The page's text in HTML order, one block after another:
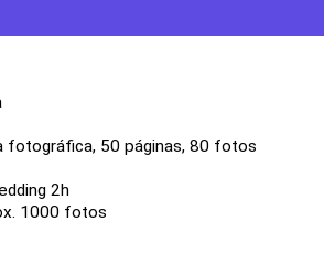
fotográfica, 50 páginas, 80 fotos
2h
1000 fotos